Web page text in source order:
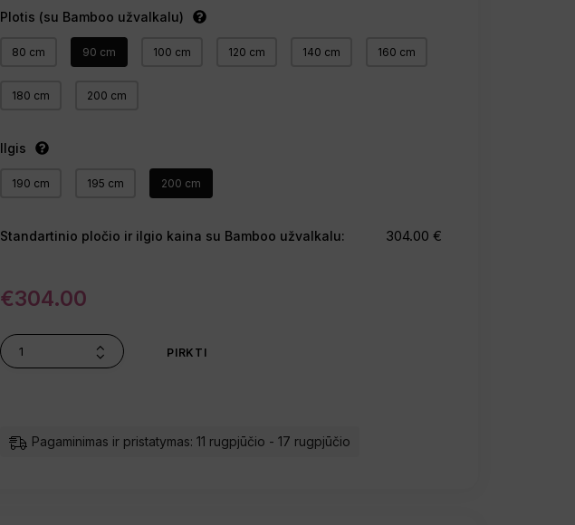
Plotis (su Bamboo užvalkalu)
80 cm 90 cm 100 cm 120 cm 140 cm 160 cm
180 cm 200 cm
Ilgis
190 cm 195 cm 200 cm
Standartinio pločio ir ilgio kaina su Bamboo užvalkalu: 304.00 €
€304.00
PIRKTI
Pagaminimas ir pristatymas: 11 rugpjūčio - 17 rugpjūčio